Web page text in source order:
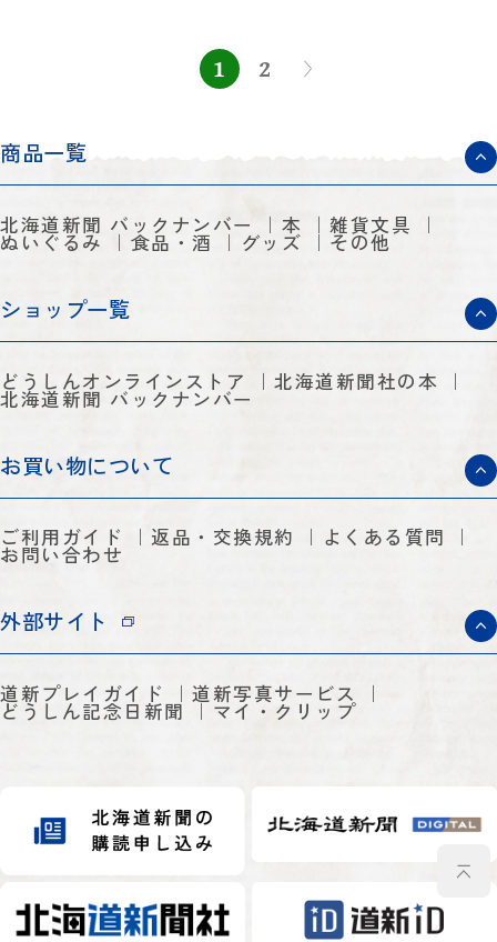
1 2
商品一覧
北海道新聞 バックナンバー 本 雑貨文具
ぬいぐるみ 食品・酒 グッズ その他
ショップ一覧
どうしんオンラインストア 北海道新聞社の本
北海道新聞 バックナンバー
お買い物について
ご利用ガイド 返品・交換規約 よくある質問
お問い合わせ
外部サイト
道新プレイガイド 道新写真サービス
どうしん記念日新聞 マイ・クリップ